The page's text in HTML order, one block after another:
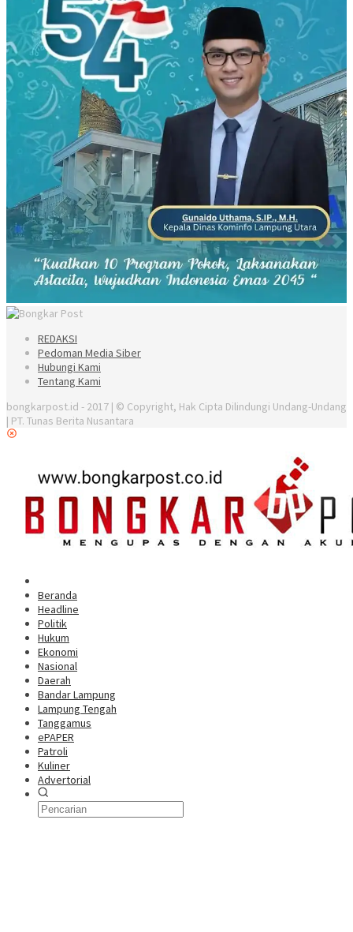
REDAKSI
Pedoman Media Siber
Hubungi Kami
Tentang Kami
bongkarpost.id - 2017 | © Copyright, Hak Cipta Dilindungi Undang-Undang
| PT. Tunas Berita Nusantara
Beranda
Headline
Politik
Hukum
Ekonomi
Nasional
Daerah
Bandar Lampung
Lampung Tengah
Tanggamus
ePAPER
Patroli
Kuliner
Advertorial